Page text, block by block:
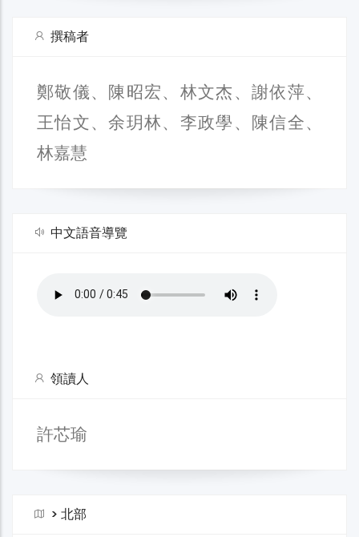
撰稿者
鄭敬儀、陳昭宏、林文杰、謝依萍、
王怡文、余玥林、李政學、陳信全、
林嘉慧
中文語音導覽
領讀人
許芯瑜
> 北部